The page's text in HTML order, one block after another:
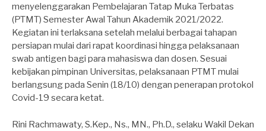
menyelenggarakan Pembelajaran Tatap Muka Terbatas
(PTMT) Semester Awal Tahun Akademik 2021/2022.
Kegiatan ini terlaksana setelah melalui berbagai tahapan
persiapan mulai dari rapat koordinasi hingga pelaksanaan
swab antigen bagi para mahasiswa dan dosen. Sesuai
kebijakan pimpinan Universitas, pelaksanaan PTMT mulai
berlangsung pada Senin (18/10) dengan penerapan protokol
Covid-19 secara ketat.
Rini Rachmawaty, S.Kep., Ns., MN., Ph.D., selaku Wakil Dekan